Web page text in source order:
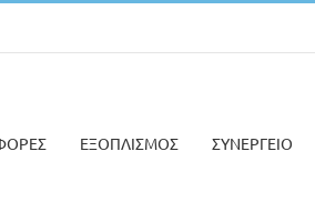
ΕΞΟΠΛΙΣΜΟΣ ΣΥΝΕΡΓΕΙΟ